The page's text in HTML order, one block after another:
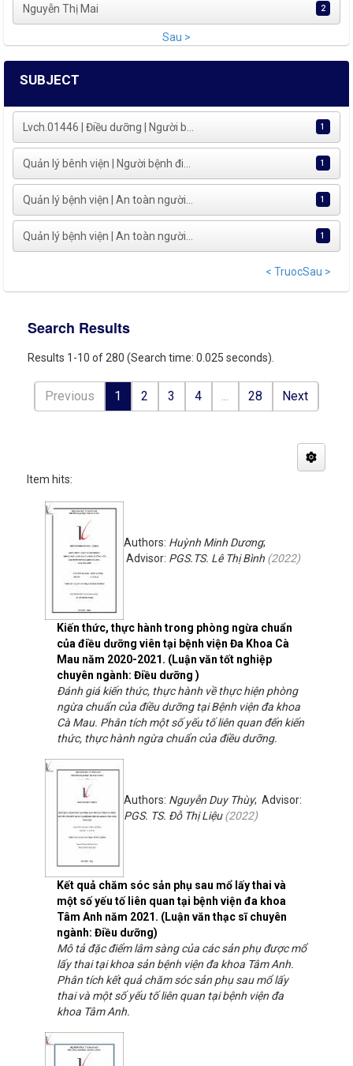
Nguyễn Thị Mai 2
Sau >
SUBJECT
Lvch.01446 | Điều dưỡng | Người b... 1
Quản lý bênh viện | Người bệnh đi... 1
Quản lý bệnh viện | An toàn người... 1
Quản lý bệnh viện | An toàn người... 1
< TruocSau >
Search Results
Results 1-10 of 280 (Search time: 0.025 seconds).
Previous 1 2 3 4 ... 28 Next
Item hits:
Kiến thức, thực hành trong phòng ngừa chuẩn
của điều dưỡng viên tại bệnh viện Đa Khoa Cà
Mau năm 2020-2021. (Luận văn tốt nghiệp
chuyên ngành: Điều dưỡng )
Authors: Huỳnh Minh Dương;
Advisor: PGS.TS. Lê Thị Bình (2022)
Đánh giá kiến thức, thực hành về thực hiện phòng
ngừa chuẩn của điều dưỡng tại Bệnh viện đa khoa
Cà Mau. Phân tích một số yếu tố liên quan đến kiến
thức, thực hành ngừa chuẩn của điều dưỡng.
Kết quả chăm sóc sản phụ sau mổ lấy thai và
một số yếu tố liên quan tại bệnh viện đa khoa
Tâm Anh năm 2021. (Luận văn thạc sĩ chuyên
ngành: Điều dưỡng)
Authors: Nguyễn Duy Thùy; Advisor:
PGS. TS. Đỗ Thị Liệu(2022)
Mô tả đặc điểm lâm sàng của các sản phụ được mổ
lấy thai tại khoa sản bệnh viện đa khoa Tâm Anh.
Phân tích kết quả chăm sóc sản phụ sau mổ lấy
thai và một số yếu tố liên quan tại bệnh viện đa
khoa Tâm Anh.